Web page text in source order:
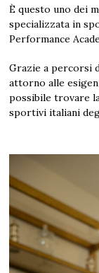
È questo uno dei
specializzata in
Performance
Grazie a percorsi
attorno alle
possibile trovare
sportivi italiani